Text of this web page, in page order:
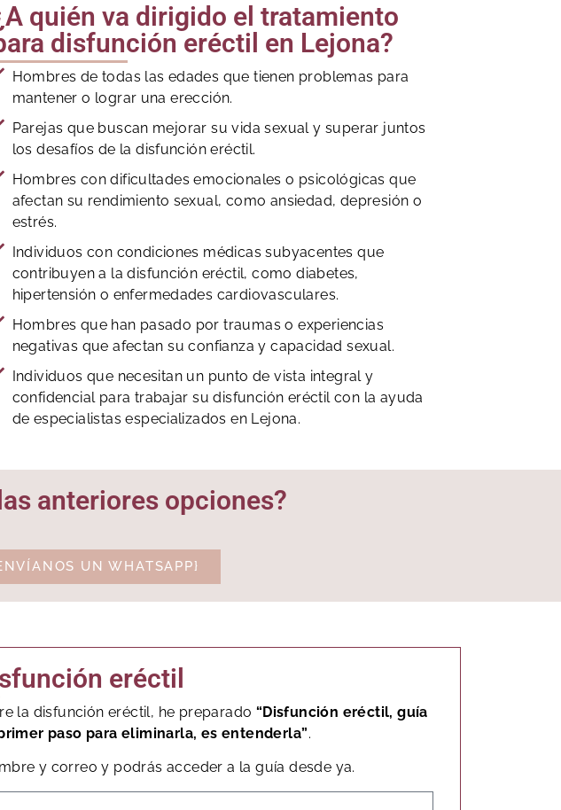
quién va dirigido el tratamiento
disfunción eréctil en Lejona?
Hombres de todas las edades que tienen problemas para
mantener o lograr una erección.
Parejas que buscan mejorar su vida sexual y superar juntos
los desafíos de la disfunción eréctil.
Hombres con dificultades emocionales o psicológicas que
afectan su rendimiento sexual, como ansiedad, depresión o
estrés.
Individuos con condiciones médicas subyacentes que
contribuyen a la disfunción eréctil, como diabetes,
hipertensión o enfermedades cardiovasculares.
Hombres que han pasado por traumas o experiencias
negativas que afectan su confianza y capacidad sexual.
Individuos que necesitan un punto de vista integral y
confidencial para trabajar su disfunción eréctil con la ayuda
de especialistas especializados en Lejona.
anteriores opciones?
UN WHATSAPP}
eréctil
la disfunción eréctil, he preparado “Disfunción eréctil, guía
paso para eliminarla, es entenderla”.
y correo y podrás acceder a la guía desde ya.